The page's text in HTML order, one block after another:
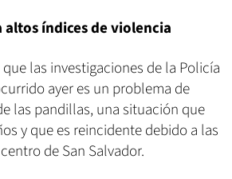
índices de violencia
las investigaciones de la Policía
ayer es un problema de
las pandillas, una situación que
y que es reincidente debido a las
de San Salvador.